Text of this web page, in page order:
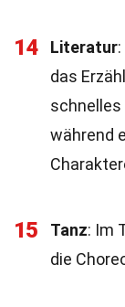
14 Literatur
das
schnelles
während
15 Tanz: Im
die